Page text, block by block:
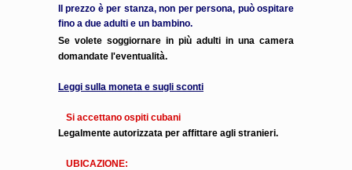
Il prezzo è per stanza, non per persona, può ospitare
fino a due adulti e un bambino.
Se volete soggiornare in più adulti in una camera
domandate l'eventualità.
Leggi sulla moneta e sugli sconti
Si accettano ospiti cubani
Legalmente autorizzata per affittare agli stranieri.
UBICAZIONE: